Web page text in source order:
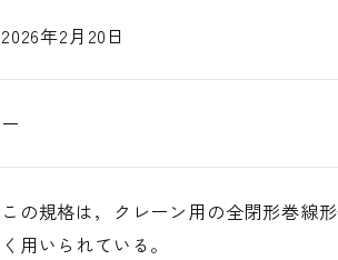
2026年2月20日
ー
この規格は，クレーン用の全閉形巻線
く用いられている。